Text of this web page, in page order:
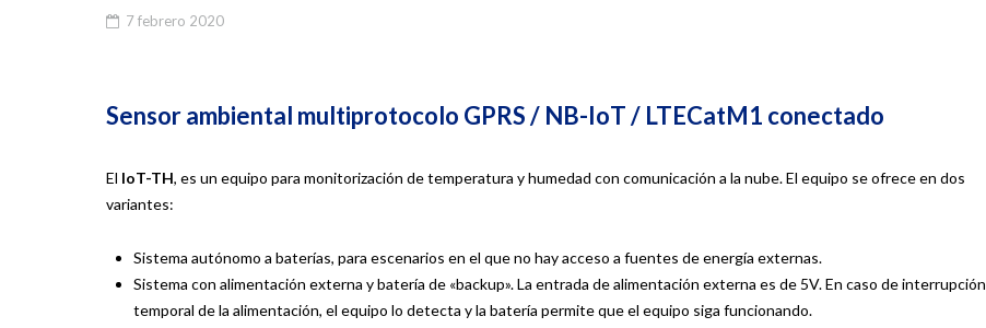
7 febrero 2020
Sensor ambiental multiprotocolo GPRS / NB-IoT / LTECatM1 conectado
El IoT-TH, es un equipo para monitorización de temperatura y humedad con comunicación a la nube. El equipo se ofrece en dos
variantes:
Sistema autónomo a baterías, para escenarios en el que no hay acceso a fuentes de energía externas.
Sistema con alimentación externa y batería de «backup». La entrada de alimentación externa es de 5V. En caso de interrupción
temporal de la alimentación, el equipo lo detecta y la batería permite que el equipo siga funcionando.